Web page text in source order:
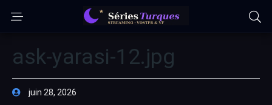
ask-yarasi-12.jpg
juin 28, 2026